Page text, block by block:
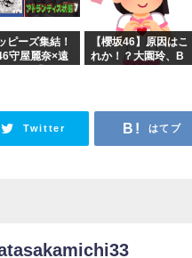
ピーズ集結！
守屋麗奈×遠
【櫻坂46】原因はこ
れか！？大園玲、B
Twitter はてブ